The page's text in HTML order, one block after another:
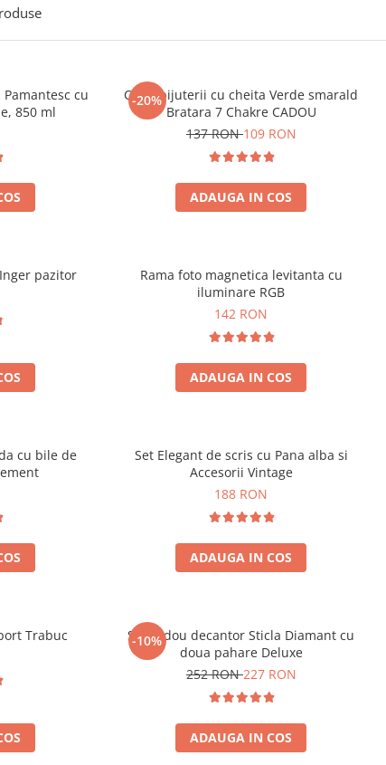
cu
850 ml
-20%
Cutie bijuterii cu cheita Verde smarald
Bratara 7 Chakre CADOU
137 RON109 RON
ADAUGA IN COS
pazitor
Rama foto magnetica levitanta cu
iluminare RGB
142 RON
ADAUGA IN COS
cu bile de
Set Elegant de scris cu Pana alba si
Accesorii Vintage
188 RON
ADAUGA IN COS
Trabuc
-10%
Set cadou decantor Sticla Diamant cu
doua pahare Deluxe
252 RON227 RON
ADAUGA IN COS